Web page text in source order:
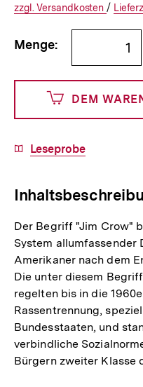
€
und
500
Interner
Informationen
den
zzgl. zuzüglichen
Versandkosten /
Bestellmenge
angeben
Menge:
DEM
Download-
Leseprobe
Der Begriff "Jim Crow"
System allumfassender
Amerikaner nach dem
Die unter diesem
regelten bis in die
Rassentrennung,
Bundesstaaten, und
verbindliche
Bürgern zweiter Klasse